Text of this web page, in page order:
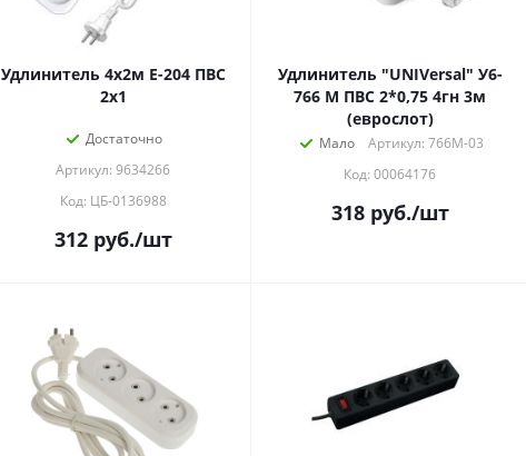
Удлинитель 4х2м Е-204 ПВС
2х1
Достаточно
Артикул: 9634266
Код: ЦБ-0136988
312руб./шт
Удлинитель "UNIVersal" У6-
766 М ПВС 2*0,75 4гн 3м
(еврослот)
Мало
Артикул: 766М-03
Код: 00064176
318руб./шт